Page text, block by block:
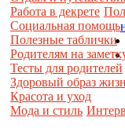
Работа в декрете
Социальная помощь
Полезные таблички
Родителям на
Тесты для родителей
Здоровый образ
Красота и уход
Мода и стиль